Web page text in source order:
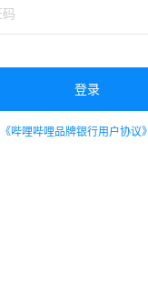
登录
《哔哩哔哩品牌银行用户协议》